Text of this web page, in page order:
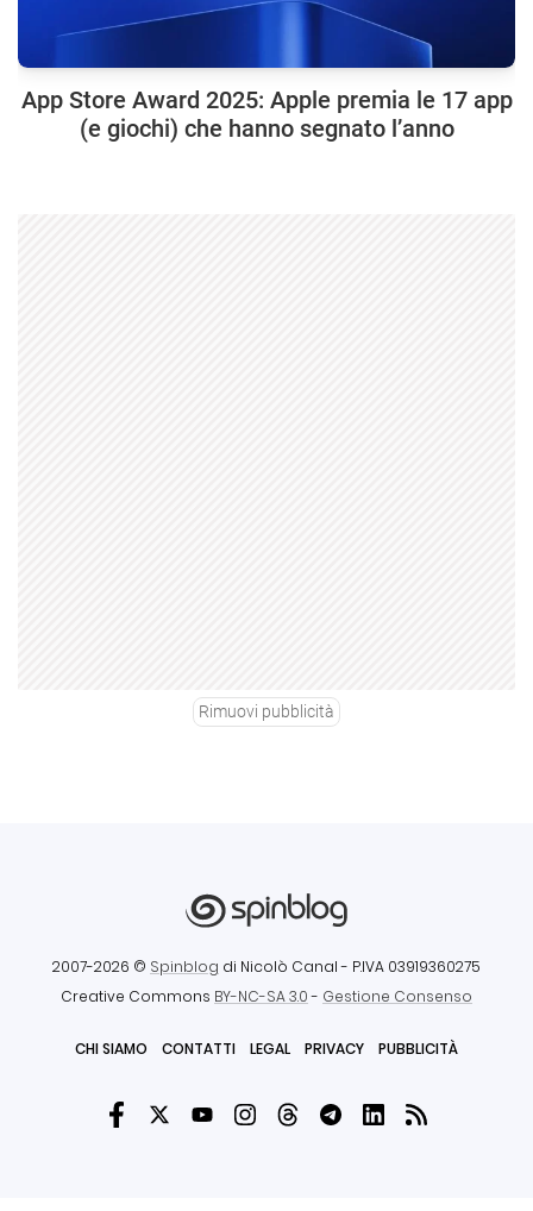
App Store Award 2025: Apple premia le 17 app
(e giochi) che hanno segnato l’anno
Rimuovi pubblicità
2007-2026 © Spinblog di Nicolò Canal - P.IVA 03919360275
Creative Commons BY-NC-SA 3.0- Gestione Consenso
CHI SIAMO CONTATTI LEGAL PRIVACY PUBBLICITÀ